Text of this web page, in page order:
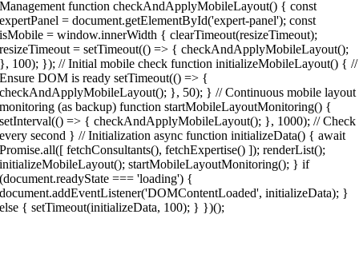
Management function checkAndApplyMobileLayout() { const
expertPanel = document.getElementById('expert-panel'); const
isMobile = window.innerWidth { clearTimeout(resizeTimeout);
resizeTimeout = setTimeout(() => { checkAndApplyMobileLayout();
}, 100); }); // Initial mobile check function initializeMobileLayout() { //
Ensure DOM is ready setTimeout(() => {
checkAndApplyMobileLayout(); }, 50); } // Continuous mobile layout
monitoring (as backup) function startMobileLayoutMonitoring() {
setInterval(() => { checkAndApplyMobileLayout(); }, 1000); // Check
every second } // Initialization async function initializeData() { await
Promise.all([ fetchConsultants(), fetchExpertise() ]); renderList();
initializeMobileLayout(); startMobileLayoutMonitoring(); } if
(document.readyState === 'loading') {
document.addEventListener('DOMContentLoaded', initializeData); }
else { setTimeout(initializeData, 100); } })();